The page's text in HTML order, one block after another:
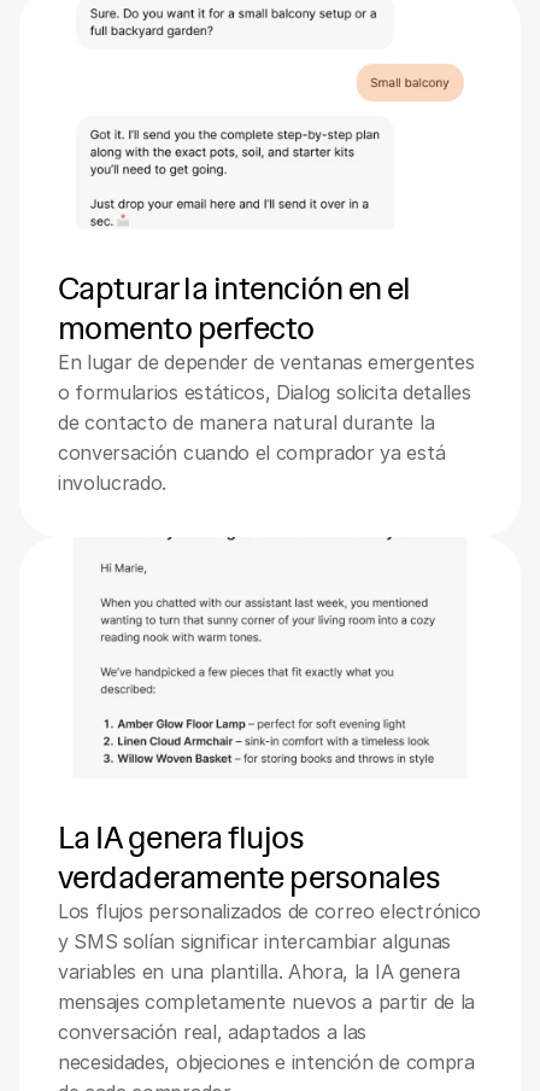
Capturar la intención en el
momento perfecto
En lugar de depender de ventanas emergentes
o formularios estáticos, Dialog solicita detalles
de contacto de manera natural durante la
conversación cuando el comprador ya está
involucrado.
La IA genera flujos
verdaderamente personales
Los flujos personalizados de correo electrónico
y SMS solían significar intercambiar algunas
variables en una plantilla. Ahora, la IA genera
mensajes completamente nuevos a partir de la
conversación real, adaptados a las
necesidades, objeciones e intención de compra